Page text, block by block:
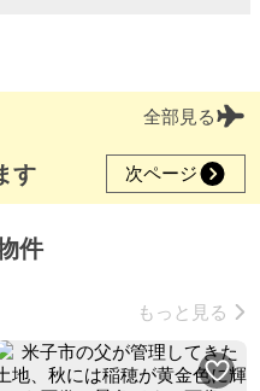
全部見る
す 次ページ
件
もっと見る